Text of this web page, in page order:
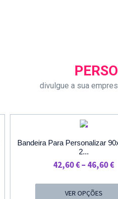
divulgue a sua
Bandeira Para Personalizar
2...
42,60€– 46,60€
VER OPÇÕES